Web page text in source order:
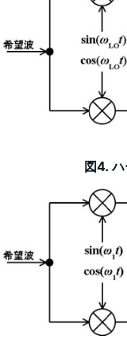
図4.